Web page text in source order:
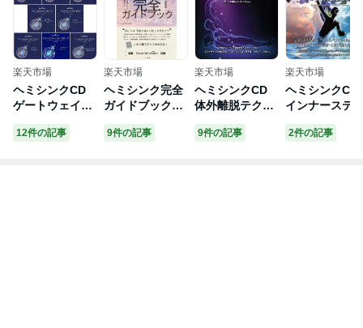
楽天市場
ヘミシンクCD
ゲートウェイ・
ス ウェーブ 1〜
12件の記事
楽天市場
ヘミシンク完全
ガイドブック全
根 秀和 ]
9件の記事
楽天市場
ヘミシンクCD
体外離脱テクニ
版） 【正規品】
9件の記事
楽天市場
ヘミシンク
インナーステ
め （日本語版)
2件の記事